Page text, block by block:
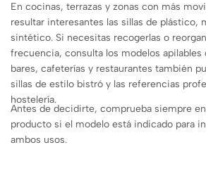
En cocinas, terrazas y zonas con más
resultar interesantes las sillas de plástico,
sintético. Si necesitas recogerlas o
frecuencia, consulta los modelos apilables
bares, cafeterías y restaurantes también
sillas de estilo bistró y las referencias
hostelería.
Antes de decidirte, comprueba siempre
producto si el modelo está indicado para
ambos usos.